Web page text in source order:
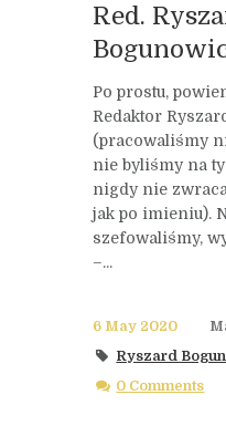
Red.
Po prostu,
Redaktor
(pracowaliśmy
nie byliśmy na
nigdy nie
jak po imieniu).
szefowaliśmy,
–...
6 May 2020
Ryszard
0 Comments